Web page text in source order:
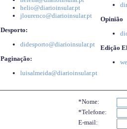
helio@diarioinsular.pt
jlourenco@diarioinsular.pt
Desporto:
didesporto@diarioinsular.pt
Paginação:
luisalmeida@diarioinsular.pt
Opinião
Edição
*Nome:
*Telefone:
E-mail: